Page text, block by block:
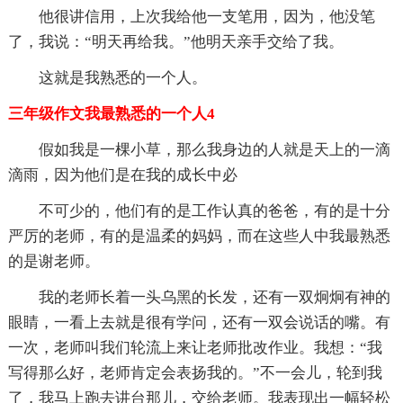
他很讲信用，上次我给他一支笔用，因为，他没笔
了，我说：“明天再给我。”他明天亲手交给了我。
这就是我熟悉的一个人。
三年级作文我最熟悉的一个人4
假如我是一棵小草，那么我身边的人就是天上的一滴
滴雨，因为他们是在我的成长中必
不可少的，他们有的是工作认真的爸爸，有的是十分
严厉的老师，有的是温柔的妈妈，而在这些人中我最熟悉
的是谢老师。
我的老师长着一头乌黑的长发，还有一双炯炯有神的
眼睛，一看上去就是很有学问，还有一双会说话的嘴。有
一次，老师叫我们轮流上来让老师批改作业。我想：“我
写得那么好，老师肯定会表扬我的。”不一会儿，轮到我
了，我马上跑去讲台那儿，交给老师。我表现出一幅轻松